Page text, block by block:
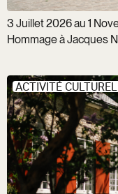
3 Juillet 2026 au 1
Hommage à Jacques
ACTIVITÉ